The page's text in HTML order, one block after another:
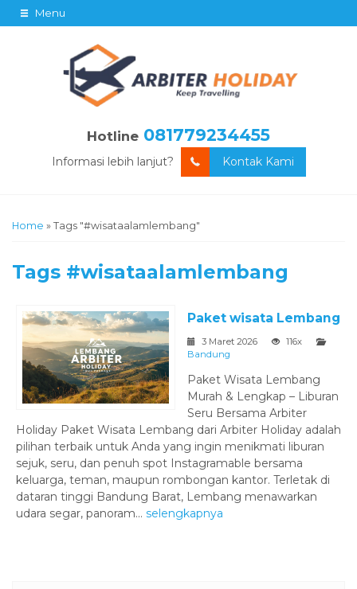
Menu
Hotline 081779234455
Informasi lebih lanjut? Kontak Kami
Home » Tags "#wisataalamlembang"
Tags #wisataalamlembang
Paket wisata Lembang
3 Maret 2026
116x
Bandung
Paket Wisata Lembang
Murah & Lengkap – Liburan
Seru Bersama Arbiter
Holiday Paket Wisata Lembang dari Arbiter Holiday adalah
pilihan terbaik untuk Anda yang ingin menikmati liburan
sejuk, seru, dan penuh spot Instagramable bersama
keluarga, teman, maupun rombongan kantor. Terletak di
dataran tinggi Bandung Barat, Lembang menawarkan
udara segar, panoram... selengkapnya